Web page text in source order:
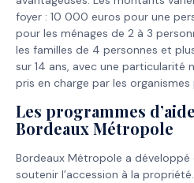
foyer : 10 000 euros pour une
pour les ménages de 2 à 3
les familles de 4 personnes et
sur 14 ans, avec une particularité
pris en charge par les organismes
Les programmes
Bordeaux Métropole
Bordeaux Métropole a
soutenir l’accession à la